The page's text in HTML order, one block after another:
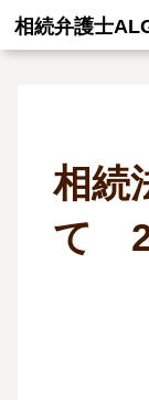
相続弁護士
相続
て